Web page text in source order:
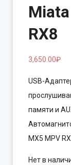
RX8
3,650.00₽
USB-
памяти и
MX5 MPV
Нет в